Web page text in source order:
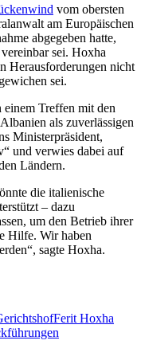
vom obersten
am Europäischen
abgegeben hatte,
sei. Hoxha
Herausforderungen nicht
sei.
Treffen mit den
als zuverlässigen
Ministerpräsident,
und verwies dabei auf
Ländern.
die italienische
– dazu
um den Betrieb ihrer
Hilfe. Wir haben
sagte Hoxha.
Ferit Hoxha